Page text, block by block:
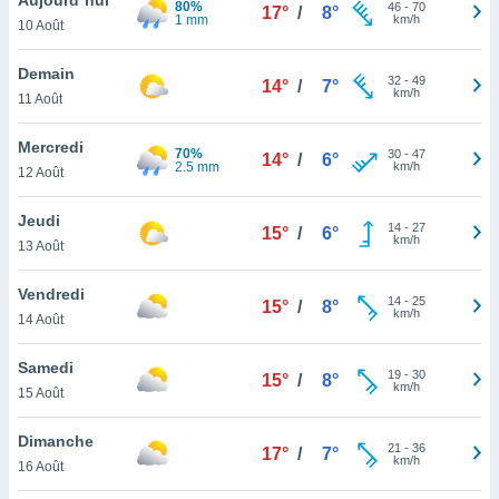
et
»,
au
vous
qu'ils
ou
le
ainsi
un
la
du
10 Août
80%
1 mm
17° / 8° 46- 70
km/h
Demain
11 Août
14° / 7° 32- 49
km/h
Mercredi
12 Août
70%
2.5 mm
14° / 6° 30- 47
km/h
Jeudi
13 Août
15° / 6° 14- 27
km/h
Vendredi
14 Août
15° / 8° 14- 25
km/h
Samedi
15 Août
15° / 8° 19- 30
km/h
Dimanche
16 Août
17° / 7° 21 - 36
km/h